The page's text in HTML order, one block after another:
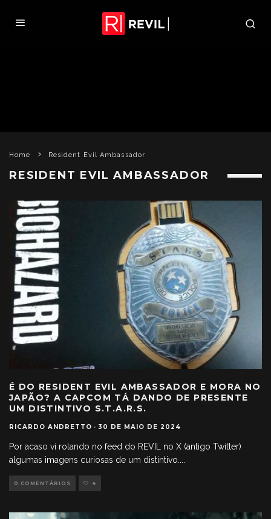
Home Resident Evil Ambassador
RESIDENT EVIL AMBASSADOR
É DO RESIDENT EVIL AMBASSADOR E MORA NO
JAPÃO? A CAPCOM TÁ DANDO DE PRESENTE
UM DISTINTIVO S.T.A.R.S.
RICARDO ANDRETTO · 30 DE MAIO DE 2024
Por acaso vi rolando no feed do REVIL no X (antigo Twitter)
algumas imagens curiosas de um distintivo.
0 COMENTÁRIOS 4